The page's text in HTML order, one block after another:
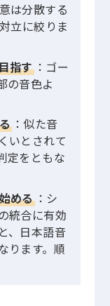
は分散する
立に絞りま
指す：ゴー
の音色よ
：似た音
いとされて
定をともな
める：シ
統合に有効
、日本語音
ります。順